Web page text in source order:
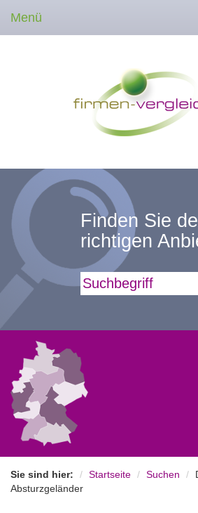
Menü
Finden Sie
richtigen
Suchbegriff
Sie sind hier: Startseite Suchen
Absturzgeländer